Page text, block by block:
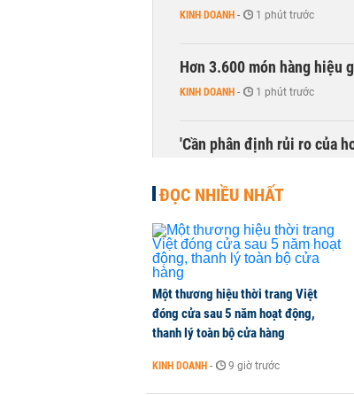
KINH DOANH - 1 phút trước
Hơn 3.600 món hàng hiệu
KINH DOANH - 1 phút trước
'Cần phân định rủi ro của
ĐỌC NHIỀU NHẤT
Một thương hiệu thời trang Việt
đóng cửa sau 5 năm hoạt động,
thanh lý toàn bộ cửa hàng
KINH DOANH - 9 giờ trước